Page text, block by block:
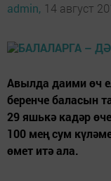
admin, 14 август
Авылда даими өч
беренче баласын
29 яшькә кадәр
100 мең сум
өмет итә ала.